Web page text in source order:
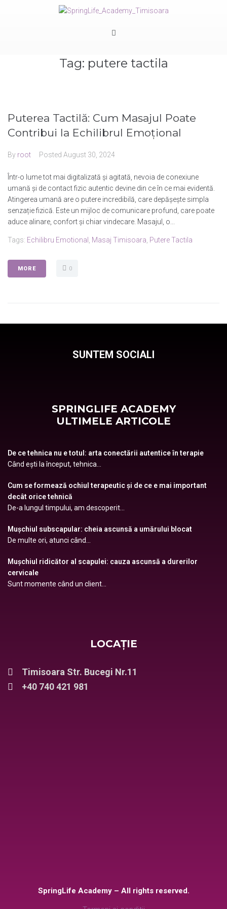
Tag: putere tactila
Puterea Tactilă: Cum Masajul Poate
Contribui la Echilibrul Emoțional
By root Posted August 30, 2024
Într-o lume tot mai digitalizată și agitată, nevoia de conexiune
umană și de contact fizic autentic devine din ce în ce mai evidentă.
Atingerea umană are o putere incredibilă, care depășește simpla
senzație fizică. Este un mijloc de comunicare profund, care poate
aduce alinare, confort și chiar vindecare. Masajul, o...
Tags: Echilibru Emotional , Masaj Timisoara, Putere Tactila
MORE 0
SUNTEM SOCIALI
SPRINGLIFE ACADEMY
ULTIMELE ARTICOLE
De ce tehnica nu e totul: arta conectării autentice în terapie
Când ești la început, tehnica...
Cum se formează ochiul terapeutic și de ce e mai important
decât orice tehnică
De-a lungul timpului, am descoperit...
Mușchiul subscapular: cheia ascunsă a umărului blocat
De multe ori, atunci când...
Mușchiul ridicător al scapulei: cauza ascunsă a durerilor
cervicale
Sunt momente când un client...
LOCAȚIE
Timisoara Str. Bucegi Nr.11
+40 740 421 981
SpringLife Academy – All rights reserved.